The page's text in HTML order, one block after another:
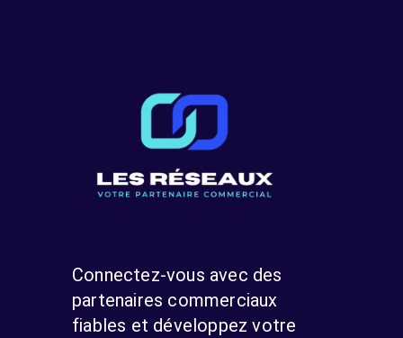
Connectez-vous avec des
partenaires commerciaux
fiables et développez votre